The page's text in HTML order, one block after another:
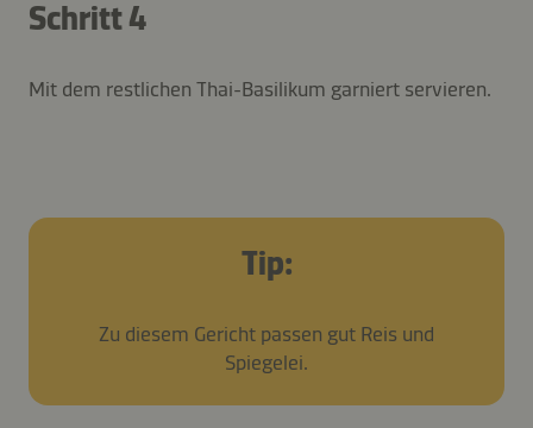
Schritt 4
Mit dem restlichen Thai-Basilikum garniert servieren.
Tip:
Zu diesem Gericht passen gut Reis und
Spiegelei.